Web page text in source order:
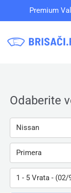
Premium
Odaberite
Nissan
Primera
1 - 5 Vrata - (02/